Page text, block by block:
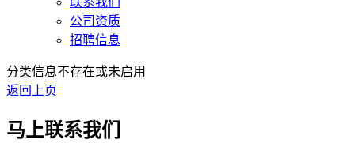
公司资质
招聘信息
分类信息不存在或未启用
返回上页
马上联系我们